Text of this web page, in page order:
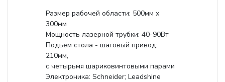
Размер рабочей области: 500мм х
300мм
Мощность лазерной трубки: 40-90Вт
Подъем стола - шаговый привод:
210мм,
с четырьмя шариковинтовыми парами
Электроника: Schneider; Leadshine